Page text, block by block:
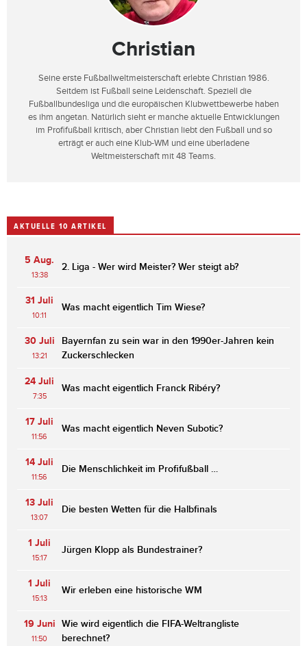
Christian
Seine erste Fußballweltmeisterschaft erlebte Christian 1986.
Seitdem ist Fußball seine Leidenschaft. Speziell die
Fußballbundesliga und die europäischen Klubwettbewerbe haben
es ihm angetan. Natürlich sieht er manche aktuelle Entwicklungen
im Profifußball kritisch, aber Christian liebt den Fußball und so
erträgt er auch eine Klub-WM und eine überladene
Weltmeisterschaft mit 48 Teams.
AKTUELLE 10 ARTIKEL
5 Aug.
13:38
2. Liga - Wer wird Meister? Wer steigt ab?
31 Juli
10:11
Was macht eigentlich Tim Wiese?
30 Juli
13:21
Bayernfan zu sein war in den 1990er-Jahren kein
Zuckerschlecken
24 Juli
7:35
Was macht eigentlich Franck Ribéry?
17 Juli
11:56
Was macht eigentlich Neven Subotic?
14 Juli
11:56
Die Menschlichkeit im Profifußball …
13 Juli
13:07
Die besten Wetten für die Halbfinals
1 Juli
15:17
Jürgen Klopp als Bundestrainer?
1 Juli
15:13
Wir erleben eine historische WM
19 Juni
11:50
Wie wird eigentlich die FIFA-Weltrangliste
berechnet?